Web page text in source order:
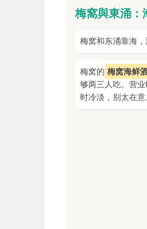
梅窩與東涌：
梅窝和东涌靠海
梅窝的 梅窝海鲜
够两三人吃。营
时冷淡，别太在意